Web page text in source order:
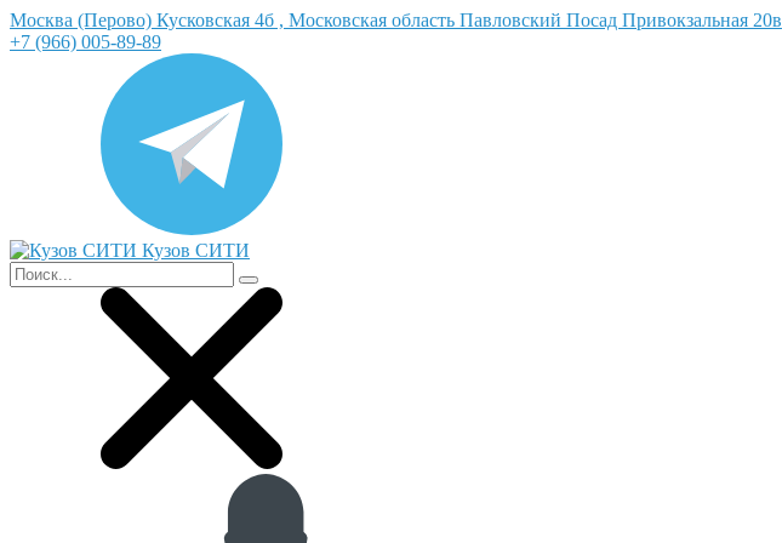
Москва (Перово) Кусковская 4б , Московская область Павловский Посад Привокзальная 20в
+7 (966) 005-89-89
Кузов СИТИ